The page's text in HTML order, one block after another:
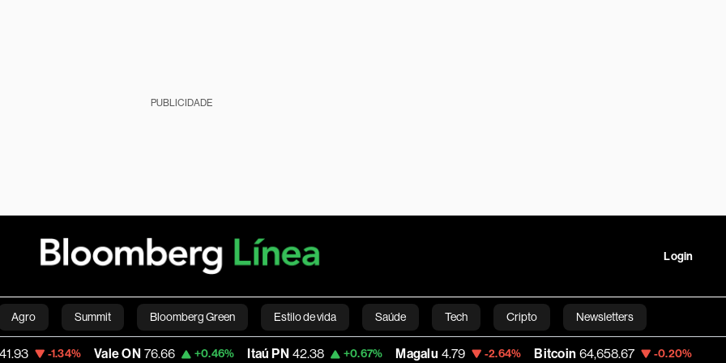
PUBLICIDADE
Login
Agro Summit Bloomberg Green Estilo de vida Saúde Tech Cripto Newsletters
pessoais Viagens Internacional Brasil Startups Linha Executiva Opinião Vídeos
Vale ON 76.66 +0.46% Itaú PN 42.38 +0.67% Magalu 4.79 -2.64% Bitcoin 64,658.67 -0.20% Ibov